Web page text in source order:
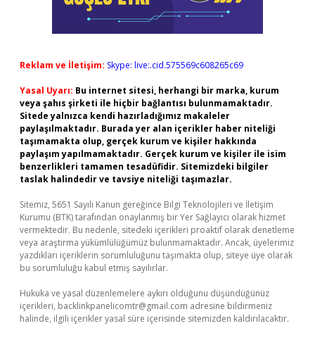
Reklam ve İletişim: Skype: live:.cid.575569c608265c69
Yasal Uyarı: Bu internet sitesi, herhangi bir marka, kurum
veya şahıs şirketi ile hiçbir bağlantısı bulunmamaktadır.
Sitede yalnızca kendi hazırladığımız makaleler
paylaşılmaktadır. Burada yer alan içerikler haber niteliği
taşımamakta olup, gerçek kurum ve kişiler hakkında
paylaşım yapılmamaktadır. Gerçek kurum ve kişiler ile isim
benzerlikleri tamamen tesadüfidir. Sitemizdeki bilgiler
taslak halindedir ve tavsiye niteliği taşımazlar.
Sitemiz, 5651 Sayılı Kanun gereğince Bilgi Teknolojileri ve İletişim
Kurumu (BTK) tarafından onaylanmış bir Yer Sağlayıcı olarak hizmet
vermektedir. Bu nedenle, sitedeki içerikleri proaktif olarak denetleme
veya araştırma yükümlülüğümüz bulunmamaktadır. Ancak, üyelerimiz
yazdıkları içeriklerin sorumluluğunu taşımakta olup, siteye üye olarak
bu sorumluluğu kabul etmiş sayılırlar.
Hukuka ve yasal düzenlemelere aykırı olduğunu düşündüğünüz
içerikleri, backlinkpanelicomtr@gmail.com adresine bildirmeniz
halinde, ilgili içerikler yasal süre içerisinde sitemizden kaldırılacaktır.